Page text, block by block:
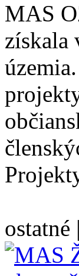
MAS
získala
ostatné |